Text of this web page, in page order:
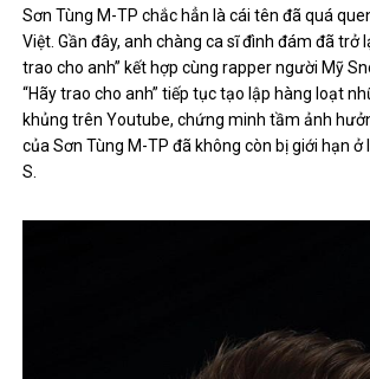
Sơn Tùng M-TP chắc hẳn là cái tên đã quá
Việt. Gần đây, anh chàng ca sĩ đình đám đã trở
trao cho anh” kết hợp cùng rapper người Mỹ
“Hãy trao cho anh” tiếp tục tạo lập hàng loạt
khủng trên Youtube, chứng minh tầm ảnh
của Sơn Tùng M-TP đã không còn bị giới hạn
S.